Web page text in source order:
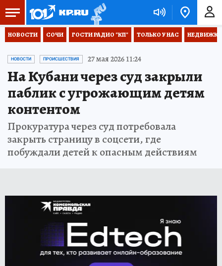
НОВОСТИ СОЧИ ГОСТИ РАДИО "КП" ТОЛЬКО У НАС НЕДВИЖКА
НОВОСТИ ПРОИСШЕСТВИЯ 27 мая 2026 11:24
На Кубани через суд закрыли
паблик с угрожающим детям
контентом
Прокуратура через суд потребовала
закрыть страницу в соцсети, где
побуждали детей к опасным действиям